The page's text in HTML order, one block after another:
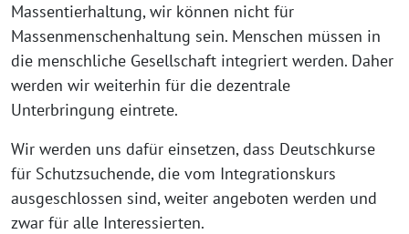
Massentierhaltung, wir können nicht für
Massenmenschenhaltung sein. Menschen müssen in
die menschliche Gesellschaft integriert werden. Daher
werden wir weiterhin für die dezentrale
Unterbringung eintrete.
Wir werden uns dafür einsetzen, dass Deutschkurse
für Schutzsuchende, die vom Integrationskurs
ausgeschlossen sind, weiter angeboten werden und
zwar für alle Interessierten.